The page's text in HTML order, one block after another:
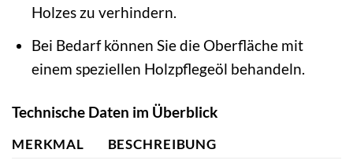
Holzes zu verhindern.
Bei Bedarf können Sie die Oberfläche mit
einem speziellen Holzpflegeöl behandeln.
Technische Daten im Überblick
MERKMAL
BESCHREIBUNG